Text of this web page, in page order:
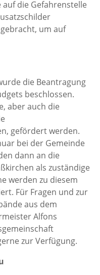
die Gefahrenstelle
um auf
die Beantragung
beschlossen.
aber auch die
gefördert werden.
bei der Gemeinde
dann an die
als zuständige
werden zu diesem
Für Fragen und zur
aus dem
Alfons
zur Verfügung.